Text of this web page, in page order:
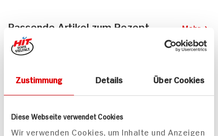
Zustimmung Details Über Cookies
Diese Webseite verwendet Cookies
Wir verwenden Cookies, um Inhalte und Anzeigen
Passende Artikel zum Rezept Mehr
in Lake
eingelegt
100g Glas